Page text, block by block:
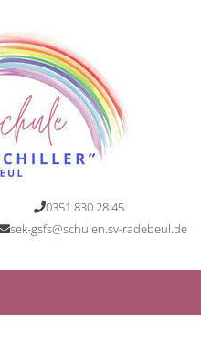
0351 830 28 45
sek-gsfs@schulen.sv-radebeul.de